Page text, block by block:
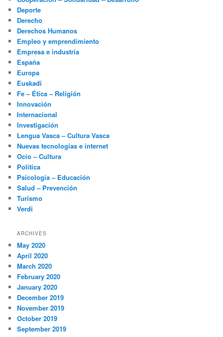
Deporte
Derecho
Derechos Humanos
Empleo y emprendimiento
Empresa e industria
España
Europa
Euskadi
Fe – Ética – Religión
Innovación
Internacional
Investigación
Lengua Vasca – Cultura Vasca
Nuevas tecnologías e internet
Ocio – Cultura
Política
Psicología – Educación
Salud – Prevención
Turismo
Verdi
ARCHIVES
May 2020
April 2020
March 2020
February 2020
January 2020
December 2019
November 2019
October 2019
September 2019